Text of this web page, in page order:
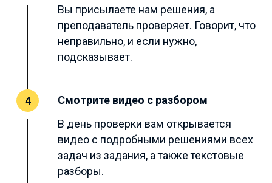
Вы присылаете нам решения, а
преподаватель проверяет. Говорит, что
неправильно, и если нужно,
подсказывает.
4
Смотрите видео с разбором
В день проверки вам открывается
видео с подробными решениями всех
задач из задания, а также текстовые
разборы.